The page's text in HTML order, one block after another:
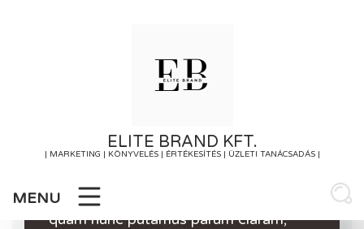
ELITE BRAND KFT.
| MARKETING | KÖNYVELÉS | ÉRTÉKESÍTÉS | ÜZLETI TANÁCSADÁS |
MENUMirum est notare quam littera gothica,
quam nunc putamus parum claram,